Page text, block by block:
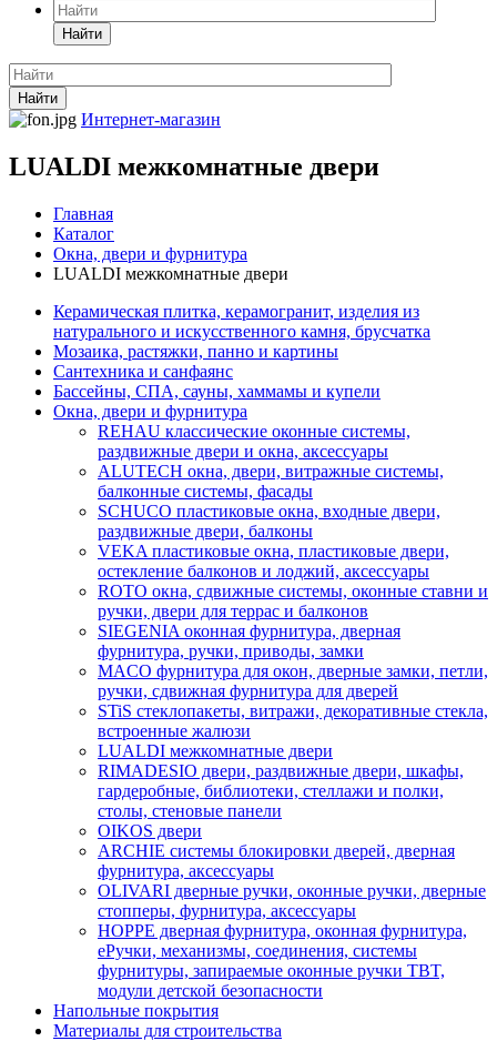
Найти
Найти
Интернет-магазин
LUALDI межкомнатные двери
Главная
Каталог
Окна, двери и фурнитура
LUALDI межкомнатные двери
Керамическая плитка, керамогранит, изделия из
натурального и искусственного камня, брусчатка
Мозаика, растяжки, панно и картины
Сантехника и санфаянс
Бассейны, СПА, сауны, хаммамы и купели
Окна, двери и фурнитура
REHAU классические оконные системы,
раздвижные двери и окна, аксессуары
ALUTECH окна, двери, витражные системы,
балконные системы, фасады
SCHUCO пластиковые окна, входные двери,
раздвижные двери, балконы
VEKA пластиковые окна, пластиковые двери,
остекление балконов и лоджий, аксессуары
ROTO окна, сдвижные системы, оконные ставни и
ручки, двери для террас и балконов
SIEGENIA оконная фурнитура, дверная
фурнитура, ручки, приводы, замки
MACO фурнитура для окон, дверные замки, петли,
ручки, сдвижная фурнитура для дверей
STiS стеклопакеты, витражи, декоративные стекла,
встроенные жалюзи
LUALDI межкомнатные двери
RIMADESIO двери, раздвижные двери, шкафы,
гардеробные, библиотеки, стеллажи и полки,
столы, стеновые панели
OIKOS двери
ARCHIE системы блокировки дверей, дверная
фурнитура, аксессуары
OLIVARI дверные ручки, оконные ручки, дверные
стопперы, фурнитура, аксессуары
HOPPE дверная фурнитура, оконная фурнитура,
еРучки, механизмы, соединения, системы
фурнитуры, запираемые оконные ручки TBT,
модули детской безопасности
Напольные покрытия
Материалы для строительства